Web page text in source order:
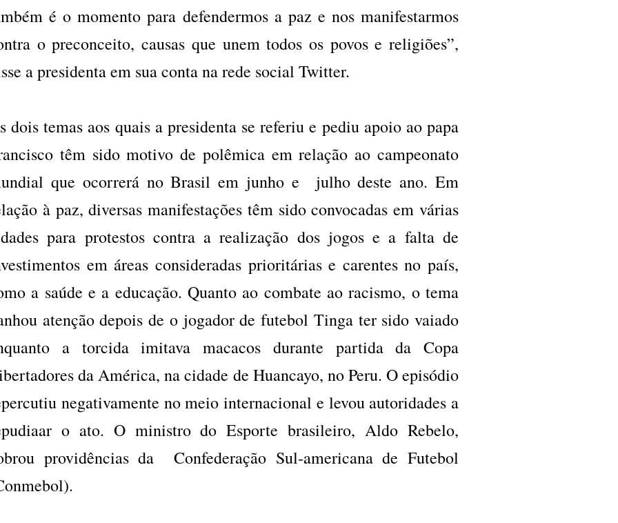
é o momento para defendermos a paz e nos manifestarmos
o preconceito, causas que unem todos os povos e religiões”,
a presidenta em sua conta na rede social Twitter.
dois temas aos quais a presidenta se referiu e pediu apoio ao papa
têm sido motivo de polêmica em relação ao campeonato
que ocorrerá no Brasil em junho e julho deste ano. Em
à paz, diversas manifestações têm sido convocadas em várias
para protestos contra a realização dos jogos e a falta de
em áreas consideradas prioritárias e carentes no país,
a saúde e a educação. Quanto ao combate ao racismo, o tema
atenção depois de o jogador de futebol Tinga ter sido vaiado
a torcida imitava macacos durante partida da Copa
da América, na cidade de Huancayo, no Peru. O episódio
negativamente no meio internacional e levou autoridades a
o ato. O ministro do Esporte brasileiro, Aldo Rebelo,
providências da Confederação Sul-americana de Futebol